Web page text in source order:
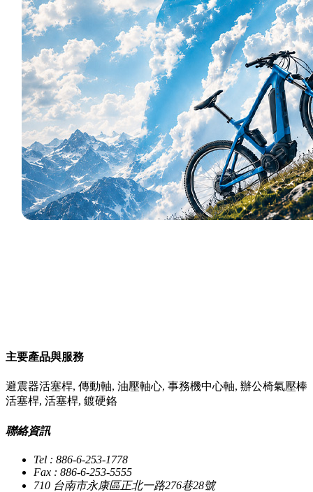
主要產品與服務
避震器活塞桿, 傳動軸, 油壓軸心, 事務機中心軸, 辦公椅氣壓棒
活塞桿, 活塞桿, 鍍硬鉻
聯絡資訊
Tel : 886-6-253-1778
Fax : 886-6-253-5555
710 台南市永康區正北一路276巷28號